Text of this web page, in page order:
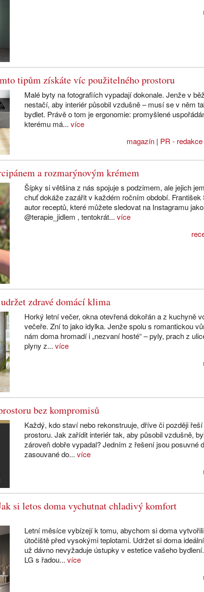
tipům získáte víc použitelného prostoru
Malé byty na fotografiích vypadají dokonale. Jenže v
nestačí, aby interiér působil vzdušně – musí se v něm
bydlet. Právě o tom je ergonomie: promyšlené
kterému má...více
magazín| PR -
a rozmarýnovým krémem
Šípky si většina z nás spojuje s podzimem, ale jejich
chuť dokáže zazářit v každém ročním období. František
autor receptů, které můžete sledovat na Instagramu jako
@terapie_jidlem , tentokrát...více
zdravé domácí klima
Horký letní večer, okna otevřená dokořán a z kuchyně
večeře. Zní to jako idylka. Jenže spolu s romantickou
nám doma hromadí i „nezvaní hosté“ – pyly, prach z
plyny z...více
bez kompromisů
Každý, kdo staví nebo rekonstruuje, dříve či později
prostoru. Jak zařídit interiér tak, aby působil vzdušně,
zároveň dobře vypadal? Jedním z řešení jsou posuvné
zasouvané do...více
si letos doma vychutnat chladivý komfort
Letní měsíce vybízejí k tomu, abychom si doma
útočiště před vysokými teplotami. Udržet si doma
už dávno nevyžaduje ústupky v estetice vašeho
LG s řadou...více